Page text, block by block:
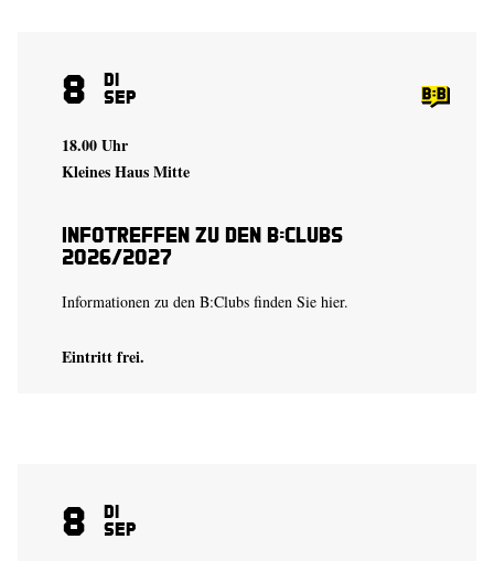
8 Di
Sep
18.00 Uhr
Kleines Haus Mitte
Infotreffen zu den B:Clubs
2026/2027
Informationen zu den B:Clubs finden Sie hier.
Eintritt frei.
8 Di
Sep